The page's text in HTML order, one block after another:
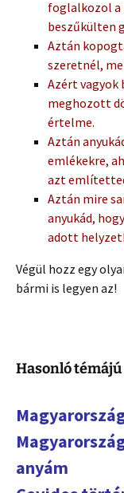
foglalkozol a
beszűkülten
Aztán
szeretnél,
Azért vagyok
meghozott
értelme.
Aztán
emlékekre,
azt
Aztán mire
anyukád,
adott
Végül hozz egy
bármi is legyen az!
Hasonló
anyám